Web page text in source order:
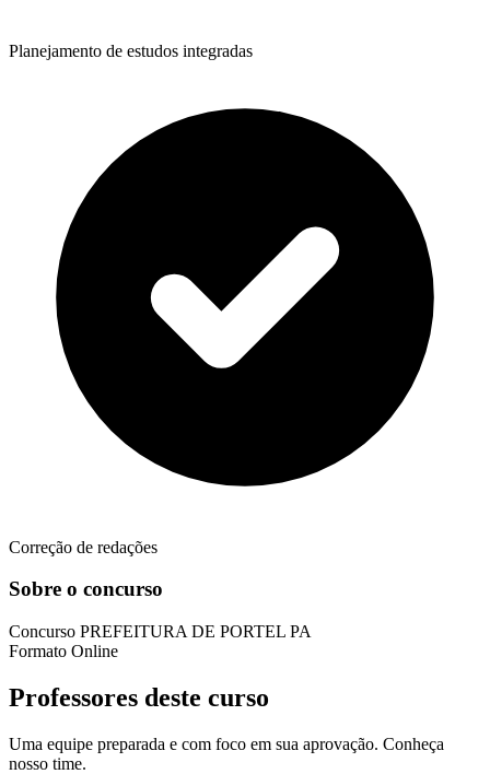
Planejamento de estudos integradas
Correção de redações
Sobre o concurso
Concurso PREFEITURA DE PORTEL PA
Formato Online
Professores deste curso
Uma equipe preparada e com foco em sua aprovação. Conheça
nosso time.